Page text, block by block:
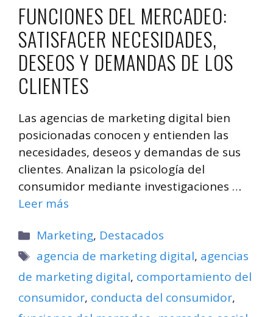
FUNCIONES DEL MERCADEO:
SATISFACER NECESIDADES,
DESEOS Y DEMANDAS DE LOS
CLIENTES
Las agencias de marketing digital bien
posicionadas conocen y entienden las
necesidades, deseos y demandas de sus
clientes. Analizan la psicología del
consumidor mediante investigaciones …
Leer más
Categorías
Marketing, Destacados
Etiquetas
agencia de marketing digital, agencias
de marketing digital, comportamiento del
consumidor, conducta del consumidor,